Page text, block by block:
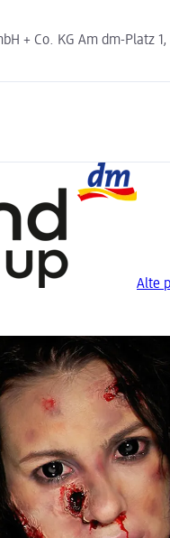
+ Co. KG Am dm-Platz
Alte